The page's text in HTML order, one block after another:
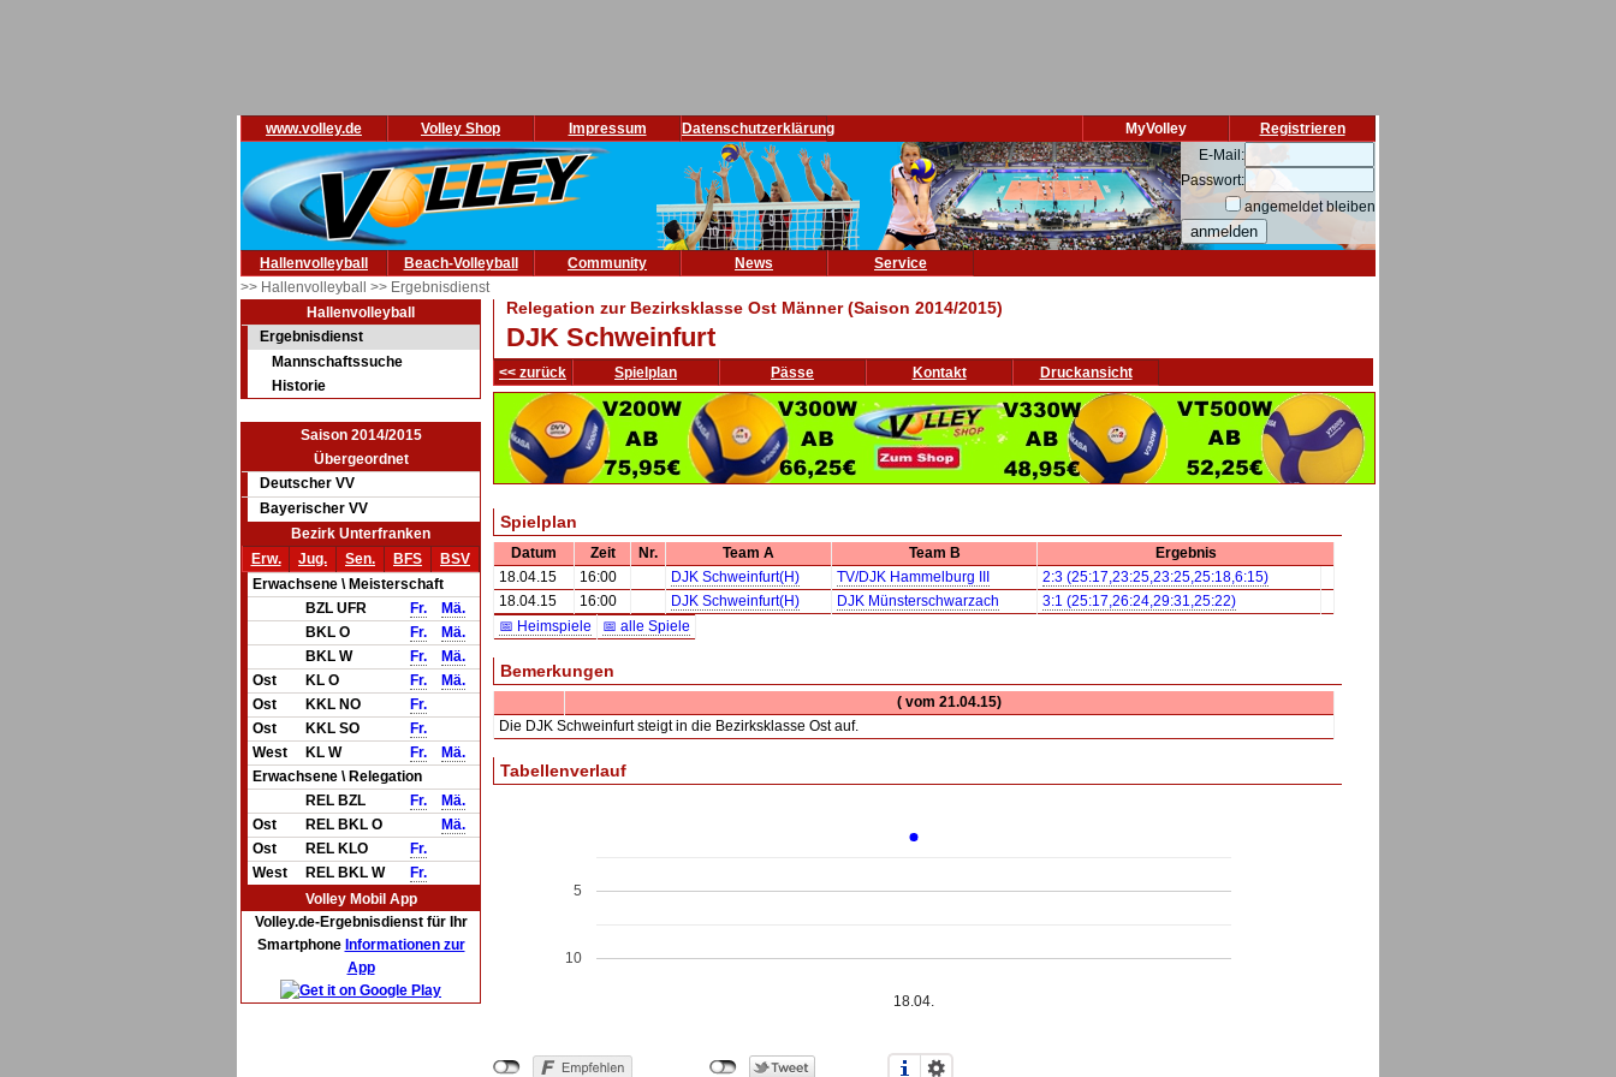
www.volley.de Volley Shop Impressum Datenschutzerklärung Registrieren
MyVolley
E-Mail:
Passwort:
angemeldet bleiben
Hallenvolleyball Beach-Volleyball Community News
Service
>> Hallenvolleyball >> Ergebnisdienst
Hallenvolleyball
Ergebnisdienst
Mannschaftssuche
Historie
Saison 2014/2015
Übergeordnet
Deutscher VV
Bayerischer VV
Bezirk Unterfranken
Erw.
Jug. Sen. BFS
BSV
Erwachsene \ Meisterschaft
BZL UFR
Fr.
Mä.
BKL O
Fr.
Mä.
BKL W
Fr.
Mä.
Ost
KL O Fr.
Mä.
Ost
KKL NO
Fr.
Ost
KKL SO
Fr.
West
KL W Fr.
Mä.
Erwachsene \ Relegation
REL BZL
Fr.
Mä.
Ost
REL BKL O
Mä.
Ost
REL KLO
Fr.
West
REL BKL W
Fr.
Volley Mobil App
Volley.de-Ergebnisdienst für Ihr
Smartphone Informationen zur
App
Relegation zur Bezirksklasse Ost Männer (Saison 2014/2015)
DJK Schweinfurt
<< zurück Spielplan Pässe Kontakt Druckansicht
Spielplan
Datum Zeit Nr. Team A Team B
Ergebnis
18.04.15
16:00 DJK Schweinfurt(H) TV/DJK Hammelburg III
2:3 (25:17,23:25,23:25,25:18,6:15)
18.04.15
16:00 DJK Schweinfurt(H) DJK Münsterschwarzach
3:1 (25:17,26:24,29:31,25:22)
📅 Heimspiele
📅 alle Spiele
Bemerkungen
( vom 21.04.15)
Die DJK Schweinfurt steigt in die Bezirksklasse Ost auf.
Tabellenverlauf
18.04.
5
10